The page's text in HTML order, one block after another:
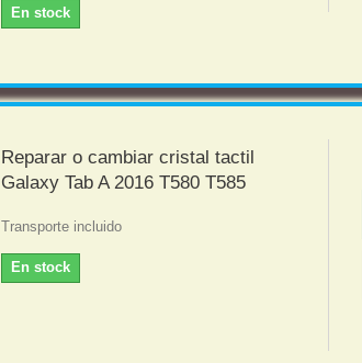
En stock
Reparar o cambiar cristal tactil
Galaxy Tab A 2016 T580 T585
Transporte incluido
En stock